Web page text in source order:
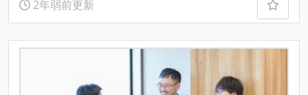
2年弱前更新